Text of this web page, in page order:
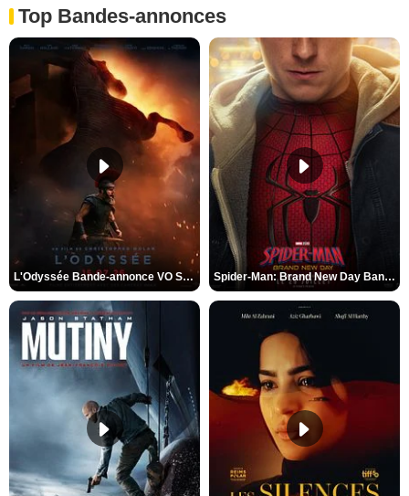
Top Bandes-annonces
L'Odyssée Bande-annonce VO STFR Spider-Man: Brand New Day Bande-annonce VO STFR